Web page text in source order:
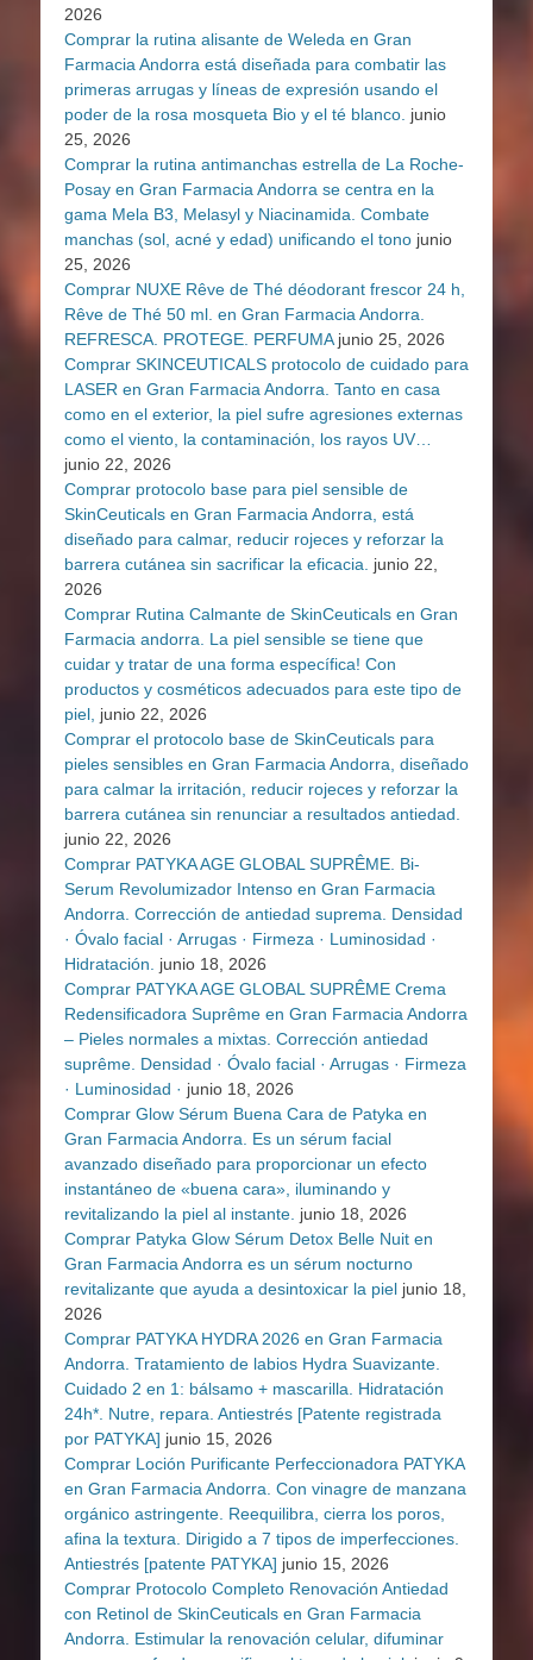
2026
Comprar la rutina alisante de Weleda en Gran
Farmacia Andorra está diseñada para combatir las
primeras arrugas y líneas de expresión usando el
poder de la rosa mosqueta Bio y el té blanco. junio
25, 2026
Comprar la rutina antimanchas estrella de La Roche-
Posay en Gran Farmacia Andorra se centra en la
gama Mela B3, Melasyl y Niacinamida. Combate
manchas (sol, acné y edad) unificando el tono junio
25, 2026
Comprar NUXE Rêve de Thé déodorant frescor 24 h,
Rêve de Thé 50 ml. en Gran Farmacia Andorra.
REFRESCA. PROTEGE. PERFUMA junio 25, 2026
Comprar SKINCEUTICALS protocolo de cuidado para
LASER en Gran Farmacia Andorra. Tanto en casa
como en el exterior, la piel sufre agresiones externas
como el viento, la contaminación, los rayos UV…
junio 22, 2026
Comprar protocolo base para piel sensible de
SkinCeuticals en Gran Farmacia Andorra, está
diseñado para calmar, reducir rojeces y reforzar la
barrera cutánea sin sacrificar la eficacia.
junio 22,
2026
Comprar Rutina Calmante de SkinCeuticals en Gran
Farmacia andorra. La piel sensible se tiene que
cuidar y tratar de una forma específica! Con
productos y cosméticos adecuados para este tipo de
piel, junio 22, 2026
Comprar el protocolo base de SkinCeuticals para
pieles sensibles en Gran Farmacia Andorra, diseñado
para calmar la irritación, reducir rojeces y reforzar la
barrera cutánea sin renunciar a resultados antiedad.
junio 22, 2026
Comprar PATYKA AGE GLOBAL SUPRÊME. Bi-
Serum Revolumizador Intenso en Gran Farmacia
Andorra. Corrección de antiedad suprema. Densidad
· Óvalo facial · Arrugas · Firmeza · Luminosidad ·
Hidratación.
junio 18, 2026
Comprar PATYKA AGE GLOBAL SUPRÊME Crema
Redensificadora Suprême en Gran Farmacia Andorra
– Pieles normales a mixtas. Corrección antiedad
suprême. Densidad · Óvalo facial · Arrugas · Firmeza
· Luminosidad · junio 18, 2026
Comprar Glow Sérum Buena Cara de Patyka en
Gran Farmacia Andorra. Es un sérum facial
avanzado diseñado para proporcionar un efecto
instantáneo de «buena cara», iluminando y
revitalizando la piel al instante. junio 18, 2026
Comprar Patyka Glow Sérum Detox Belle Nuit en
Gran Farmacia Andorra es un sérum nocturno
revitalizante que ayuda a desintoxicar la piel junio 18,
2026
Comprar PATYKA HYDRA 2026 en Gran Farmacia
Andorra. Tratamiento de labios Hydra Suavizante.
Cuidado 2 en 1: bálsamo + mascarilla. Hidratación
24h*. Nutre, repara. Antiestrés [Patente registrada
por PATYKA] junio 15, 2026
Comprar Loción Purificante Perfeccionadora PATYKA
en Gran Farmacia Andorra. Con vinagre de manzana
orgánico astringente. Reequilibra, cierra los poros,
afina la textura. Dirigido a 7 tipos de imperfecciones.
Antiestrés [patente PATYKA] junio 15, 2026
Comprar Protocolo Completo Renovación Antiedad
con Retinol de SkinCeuticals en Gran Farmacia
Andorra. Estimular la renovación celular, difuminar